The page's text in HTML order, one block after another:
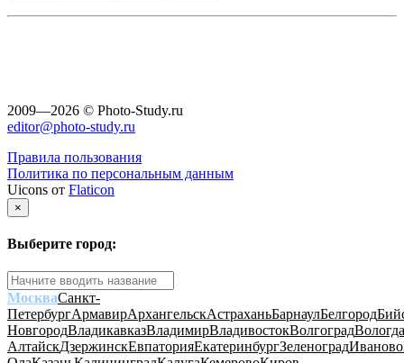
2009—2026 © Photo-Study.ru
editor@photo-study.ru
Правила пользования
Политика по персональным данным
Uicons от Flaticon
×
Выберите город:
МоскваСанкт-
ПетербургАрмавирАрхангельскАстраханьБарнаулБелгород
НовгородВладикавказВладимирВладивостокВолгоградВологда
АлтайскДзержинскЕвпаторияЕкатеринбургЗеленоградИваново